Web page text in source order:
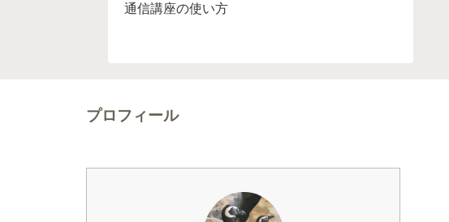
通信講座の使い方
プロフィール